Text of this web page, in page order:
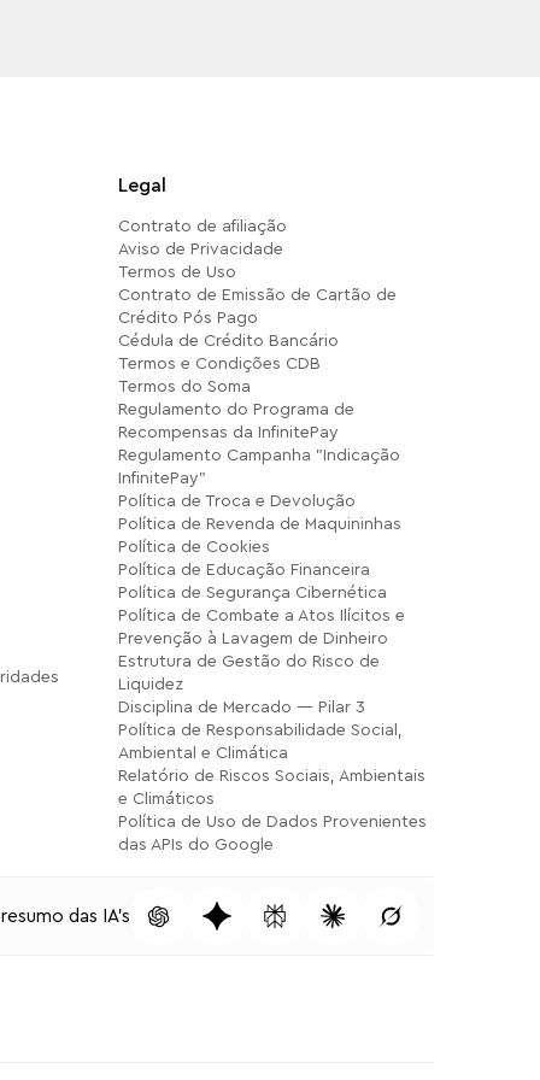
Legal
Contrato de afiliação
Aviso de Privacidade
Termos de Uso
Contrato de Emissão de Cartão de
Crédito Pós Pago
Cédula de Crédito Bancário
Termos e Condições CDB
Termos do Soma
Regulamento do Programa de
Recompensas da InfinitePay
Regulamento Campanha "Indicação
InfinitePay"
Política de Troca e Devolução
Política de Revenda de Maquininhas
Política de Cookies
Política de Educação Financeira
Política de Segurança Cibernética
Política de Combate a Atos Ilícitos e
Prevenção à Lavagem de Dinheiro
Estrutura de Gestão do Risco de
Liquidez
Disciplina de Mercado — Pilar 3
Política de Responsabilidade Social,
Ambiental e Climática
Relatório de Riscos Sociais, Ambientais
e Climáticos
Política de Uso de Dados Provenientes
das APIs do Google
das IA's